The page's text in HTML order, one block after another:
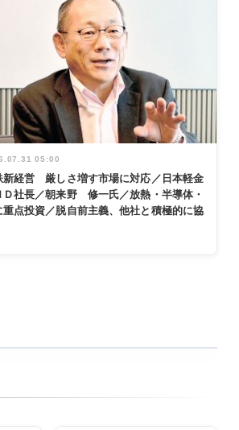
05:00
新経営 厳しさ増す市場に対応／日本軽金
Ｄ社長／朝来野 修一氏／放熱・半導体・
重点投資／脱自前主義、他社と積極的に協